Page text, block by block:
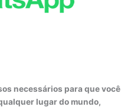
necessários para que você
lugar do mundo,